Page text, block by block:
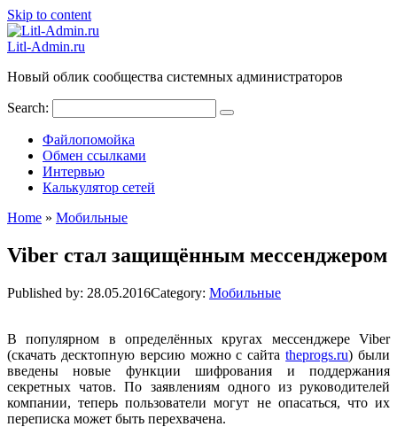
Skip to content
Litl-Admin.ru
Новый облик сообщества системных администраторов
Search:
Файлопомойка
Обмен ссылками
Интервью
Калькулятор сетей
Home » Мобильные
Viber стал защищённым мессенджером
Published by: 28.05.2016Category: Мобильные
В популярном в определённых кругах мессенджере Viber
(скачать десктопную версию можно с сайтаtheprogs.ru) были
введены новые функции шифрования и поддержания
секретных чатов. По заявлениям одного из руководителей
компании, теперь пользователи могут не опасаться, что их
переписка может быть перехвачена.